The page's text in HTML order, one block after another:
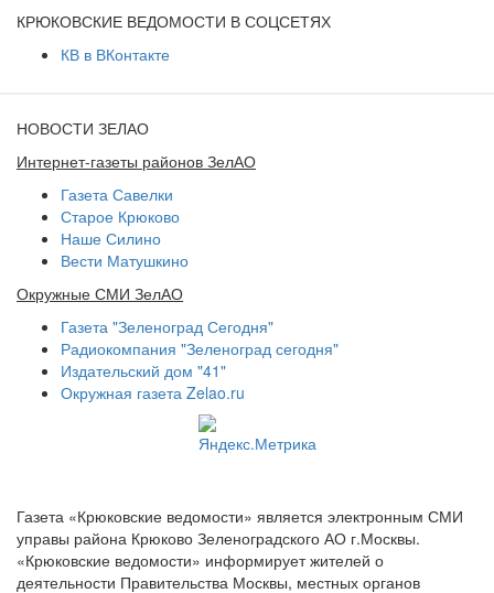
КРЮКОВСКИЕ ВЕДОМОСТИ В СОЦСЕТЯХ
КВ в ВКонтакте
НОВОСТИ ЗЕЛАО
Интернет-газеты районов ЗелАО
Газета Савелки
Старое Крюково
Наше Силино
Вести Матушкино
Окружные СМИ ЗелАО
Газета "Зеленоград Сегодня"
Радиокомпания "Зеленоград сегодня"
Издательский дом "41"
Окружная газета Zelao.ru
Газета «Крюковские ведомости» является электронным СМИ
управы района Крюково Зеленоградского АО г.Москвы.
«Крюковские ведомости» информирует жителей о
деятельности Правительства Москвы, местных органов